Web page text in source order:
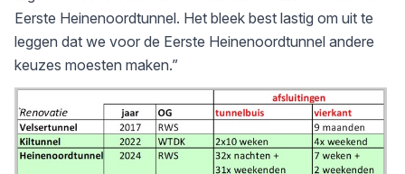
Eerste Heinenoordtunnel. Het bleek best lastig om uit te
leggen dat we voor de Eerste Heinenoordtunnel andere
keuzes moesten maken.”